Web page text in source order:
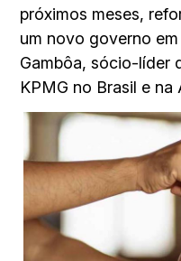
próximos meses,
um novo governo
Gambôa, sócio-líder
KPMG no Brasil e na